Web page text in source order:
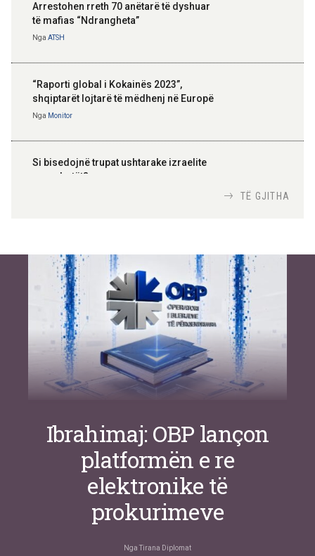
Arrestohen rreth 70 anëtarë të dyshuar
të mafias “Ndrangheta”
Nga ATSH
“Raporti global i Kokainës 2023”,
shqiptarët lojtarë të mëdhenj në Europë
Nga Monitor
Si bisedojnë trupat ushtarake izraelite
me robotët?
inteligjente izraelite
Or Shalom
TË GJITHA
Ibrahimaj: OBP lançon
platformën e re
elektronike të
prokurimeve
Nga Tirana Diplomat